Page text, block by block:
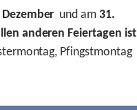
und am31.
anderen Feiertagen ist
Pfingstmontag